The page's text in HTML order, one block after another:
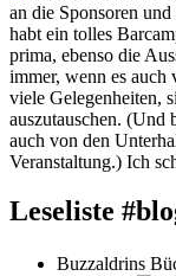
an die Sponsoren und
habt ein tolles
prima, ebenso die
immer, wenn es auch
viele Gelegenheiten,
auszutauschen. (Und
auch von den
Veranstaltung.) Ich
Leseliste
Buzzaldrins